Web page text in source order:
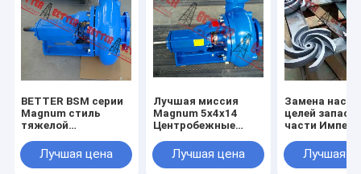
BETTER BSM серии
Magnum стиль
тяжелой
центробежной
насос
Лучшая цена
Лучшая миссия
Magnum 5x4x14
Центробежные
сливочных отходов
завершены
Лучшая цена
Замена
целей
части
3x2x13,
5x4x14,
Лучшая